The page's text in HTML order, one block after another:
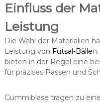
Einfluss der
Leistung
Die Wahl der Materialien
Leistung von Futsal-Bälle
bieten in der Regel eine
für präzises Passen und
Gummiblase tragen zu